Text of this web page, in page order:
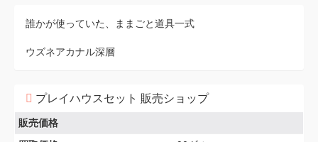
誰かが使っていた、ままごと道具一式
ウズネアカナル深層
プレイハウスセット 販売ショップ
販売価格